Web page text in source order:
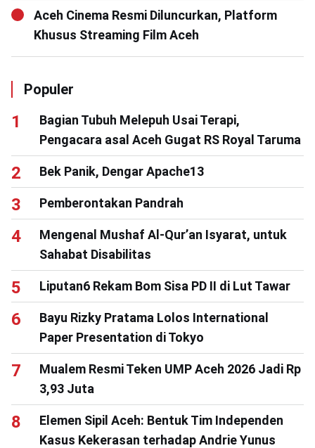
Aceh Cinema Resmi Diluncurkan, Platform
Khusus Streaming Film Aceh
Populer
Bagian Tubuh Melepuh Usai Terapi,
Pengacara asal Aceh Gugat RS Royal Taruma
Bek Panik, Dengar Apache13
Pemberontakan Pandrah
Mengenal Mushaf Al-Qur’an Isyarat, untuk
Sahabat Disabilitas
Liputan6 Rekam Bom Sisa PD II di Lut Tawar
Bayu Rizky Pratama Lolos International
Paper Presentation di Tokyo
Mualem Resmi Teken UMP Aceh 2026 Jadi Rp
3,93 Juta
Elemen Sipil Aceh: Bentuk Tim Independen
Kasus Kekerasan terhadap Andrie Yunus